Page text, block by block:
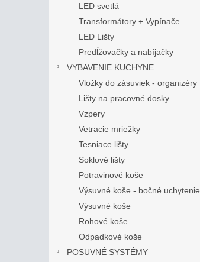
LED svetlá
Transformátory + Vypínače
LED Lišty
Predĺžovačky a nabíjačky
VYBAVENIE KUCHYNE
Vložky do zásuviek - organizéry
Lišty na pracovné dosky
Vzpery
Vetracie mriežky
Tesniace lišty
Soklové lišty
Potravinové koše
Výsuvné koše - bočné uchytenie
Výsuvné koše
Rohové koše
Odpadkové koše
POSUVNÉ SYSTÉMY